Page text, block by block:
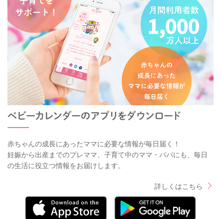
赤ちゃんの成長にあったママに必要な情報が毎日届く！
妊娠から出産までのプレママ、子育て中のママ・パパにも、毎日
の生活に役立つ情報をお届けします。
詳しくはこちら